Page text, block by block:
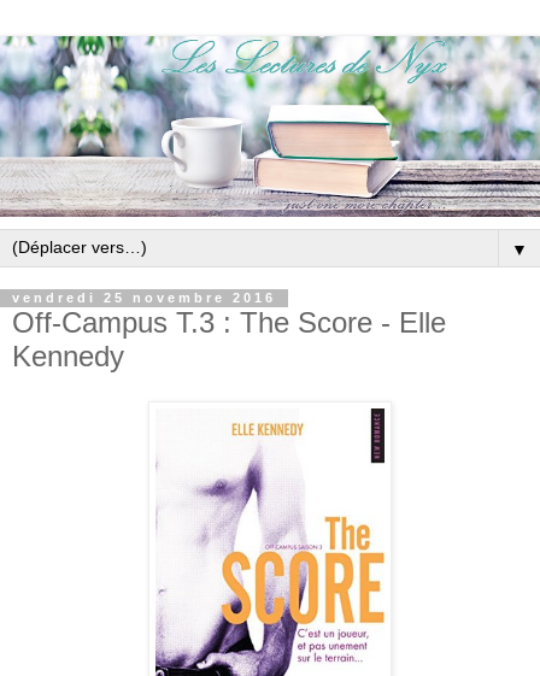
▼
vendredi 25 novembre 2016
Off-Campus T.3 : The Score - Elle
Kennedy